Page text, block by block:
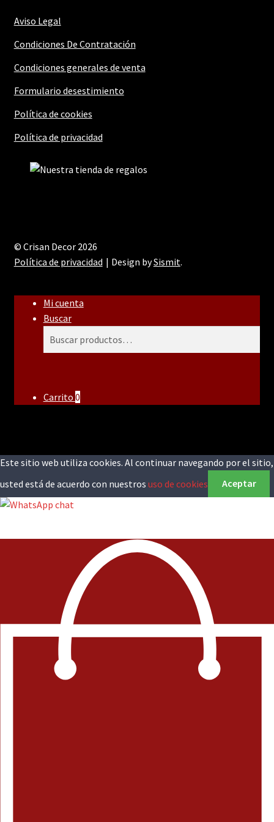
Aviso Legal
Condiciones De Contratación
Condiciones generales de venta
Formulario desestimiento
Política de cookies
Política de privacidad
© Crisan Decor 2026
Política de privacidad
Design bySismit.
Mi cuenta
Buscar
Carrito 0
Este sitio web utiliza cookies. Al continuar navegando por el sitio,
usted está de acuerdo con nuestros uso de cookies Aceptar